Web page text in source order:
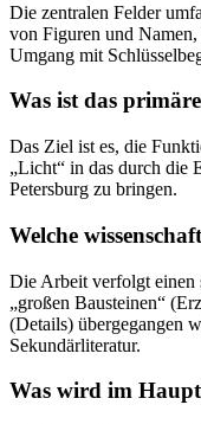
Die zentralen Felder
von Figuren und
Umgang mit
Was ist das
Das Ziel ist es, die
„Licht“ in das durch die
Petersburg zu bringen.
Welche
Die Arbeit verfolgt einen
„großen Bausteinen“
(Details) übergegangen
Sekundärliteratur.
Was wird im